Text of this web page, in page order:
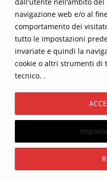
navigazione web e/o al
comportamento dei
tutto le impostazioni
invariate e quindi la
cookie o altri strumenti di
tecnico. .
impresso per
lunare Apollo 11
A bordo, due
nuova pagina nel
Armstrong e Buzz
Collins, il terzo
L’ho fatto davvero,
ne sono certo, ma a
mi hanno fermato
sì. Ho proiettato un